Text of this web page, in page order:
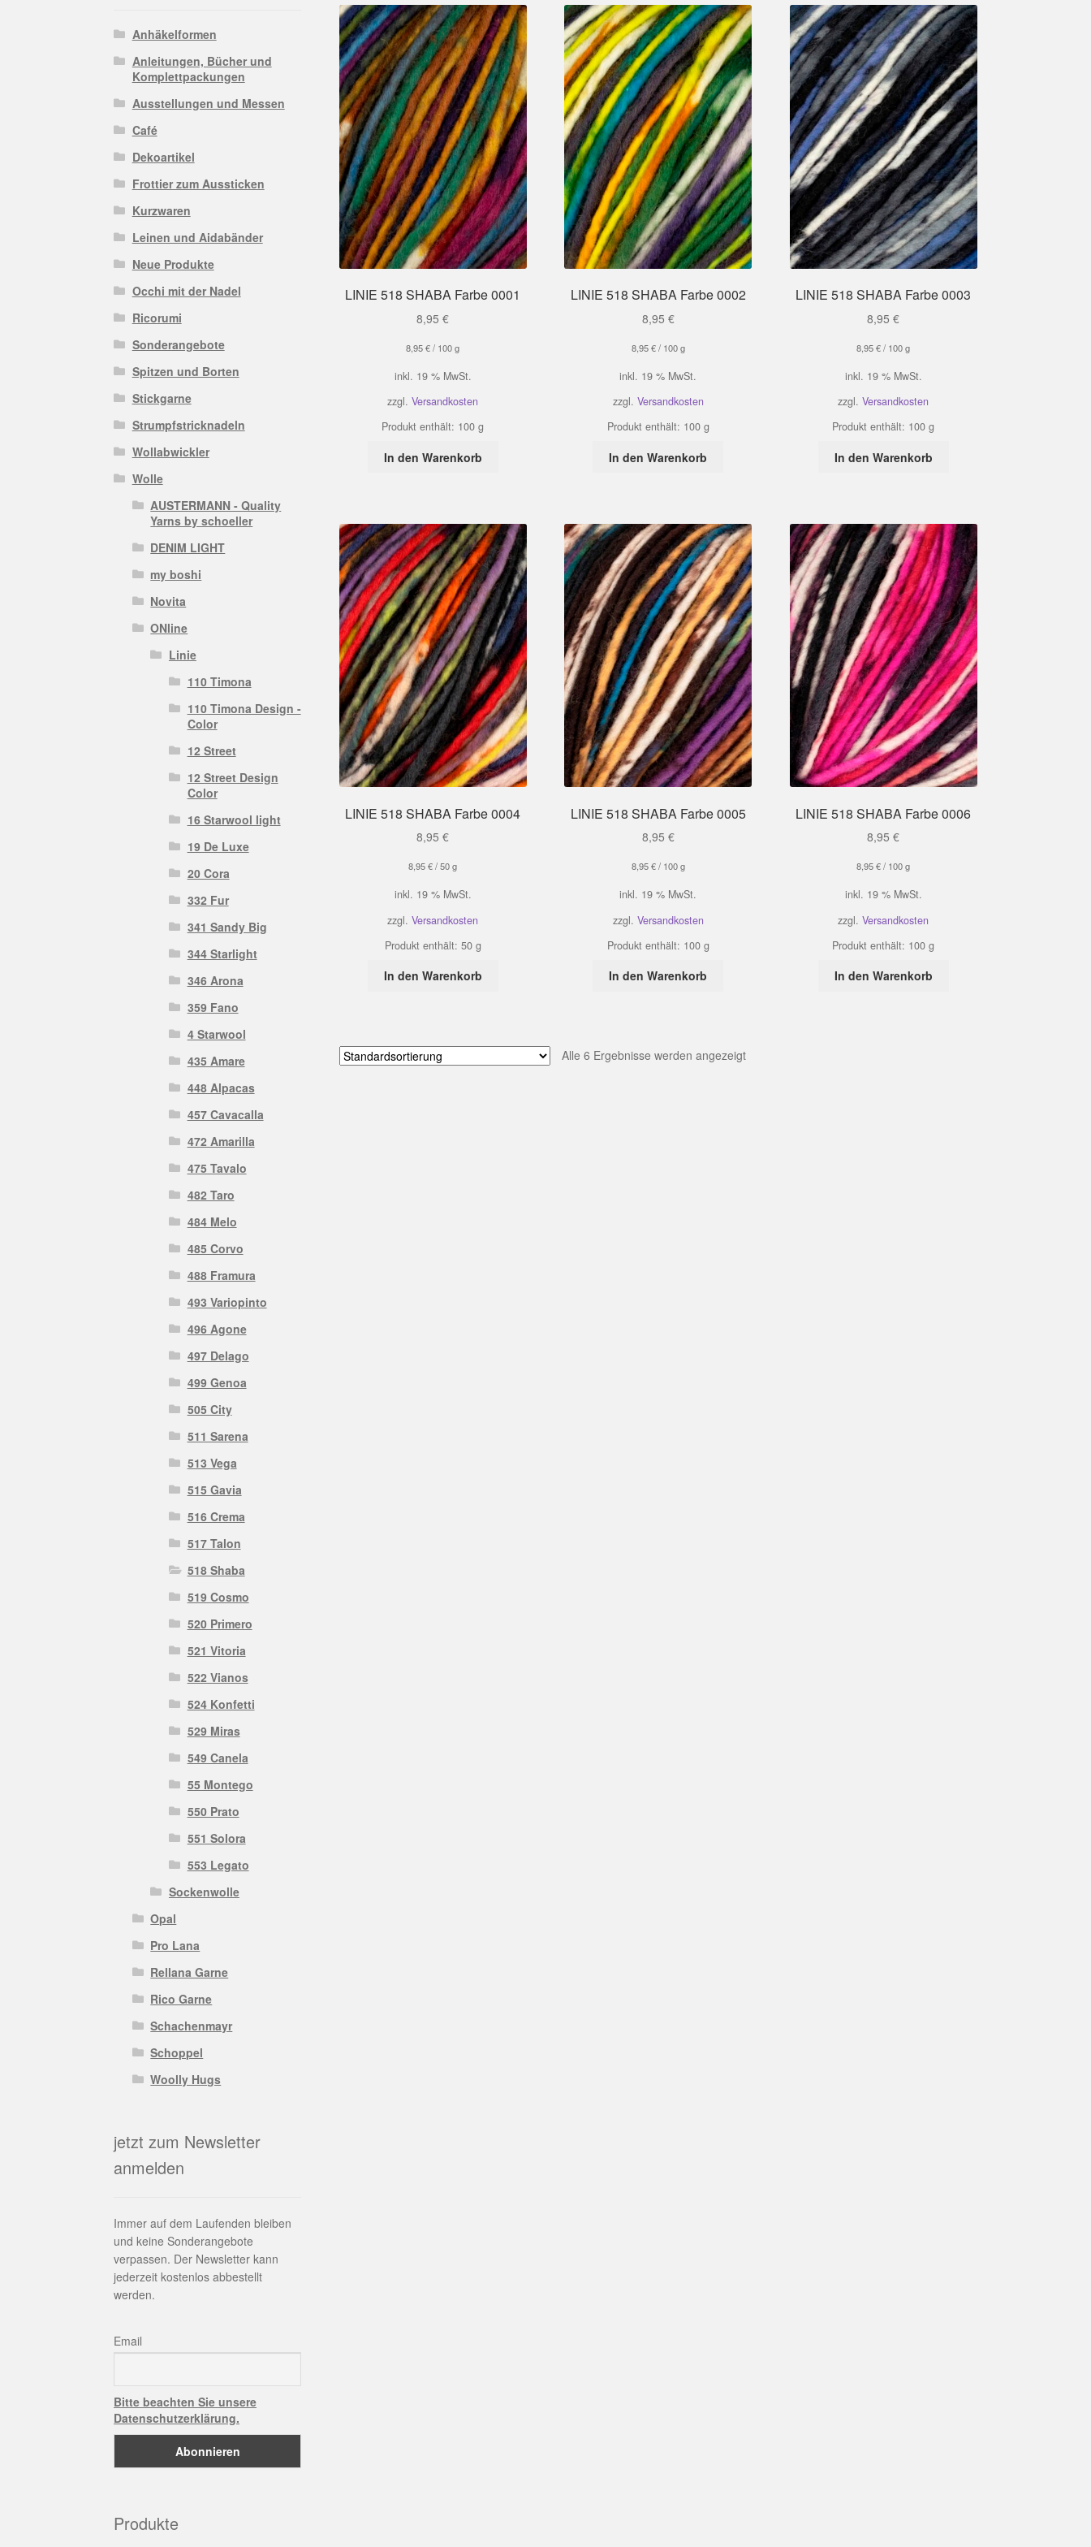
LINIE 518 SHABA Farbe 0001
8,95€
8,95€/ 100 g
inkl. 19 % MwSt.
zzgl.Versandkosten
Produkt enthält: 100g
In den Warenkorb
LINIE 518 SHABA Farbe 0002
8,95 €
8,95€/ 100 g
inkl. 19 % MwSt.
zzgl. Versandkosten
Produkt enthält: 100 g
In den Warenkorb
LINIE 518 SHABA Farbe 0003
8,95€
8,95€/ 100 g
inkl. 19 % MwSt.
zzgl.Versandkosten
Produkt enthält: 100g
In den Warenkorb
LINIE 518 SHABA Farbe 0004
8,95€
8,95€/50 g
inkl. 19 % MwSt.
zzgl.Versandkosten
Produkt enthält: 50 g
In den Warenkorb
LINIE 518 SHABA Farbe 0005
8,95 €
8,95€/ 100 g
inkl. 19 % MwSt.
zzgl. Versandkosten
Produkt enthält: 100 g
In den Warenkorb
LINIE 518 SHABA Farbe 0006
8,95€
8,95€/ 100 g
inkl. 19 % MwSt.
zzgl.Versandkosten
Produkt enthält: 100g
In den Warenkorb
Alle 6 Ergebnisse werden angezeigt
Anhäkelformen
Anleitungen, Bücher und
Komplettpackungen
Ausstellungen und Messen
Café
Dekoartikel
Frottier zum Aussticken
Kurzwaren
Leinen und Aidabänder
Neue Produkte
Occhi mit der Nadel
Ricorumi
Sonderangebote
Spitzen und Borten
Stickgarne
Strumpfstricknadeln
Wollabwickler
Wolle
AUSTERMANN - Quality
Yarns by schoeller
DENIM LIGHT
my boshi
Novita
ONline
Linie
110 Timona
110 Timona Design -
Color
12 Street
12 Street Design
Color
16 Starwool light
19 De Luxe
20 Cora
332 Fur
341 Sandy Big
344 Starlight
346 Arona
359 Fano
4 Starwool
435 Amare
448 Alpacas
457 Cavacalla
472 Amarilla
475 Tavalo
482 Taro
484 Melo
485 Corvo
488 Framura
493 Variopinto
496 Agone
497 Delago
499 Genoa
505 City
511 Sarena
513 Vega
515 Gavia
516 Crema
517 Talon
518 Shaba
519 Cosmo
520 Primero
521 Vitoria
522 Vianos
524 Konfetti
529 Miras
549 Canela
55 Montego
550 Prato
551 Solora
553 Legato
Sockenwolle
Opal
Pro Lana
Rellana Garne
Rico Garne
Schachenmayr
Schoppel
Woolly Hugs
jetzt zum Newsletter
anmelden
Immer auf dem Laufenden bleiben
und keine Sonderangebote
verpassen. Der Newsletter kann
jederzeit kostenlos abbestellt
werden.
Email
Bitte beachten Sie unsere
Datenschutzerklärung.
Produkte